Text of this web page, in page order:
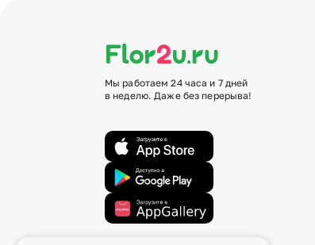
Мы работаем 24 часа и 7 дней
в неделю. Даже без перерыва!